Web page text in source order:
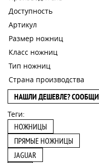
Доступность
Артикул
Размер ножниц
Класс ножниц
Тип ножниц
Страна производства
НАШЛИ ДЕШЕВЛЕ?
Теги:
НОЖНИЦЫ
ПРЯМЫЕ НОЖНИЦЫ
JAGUAR